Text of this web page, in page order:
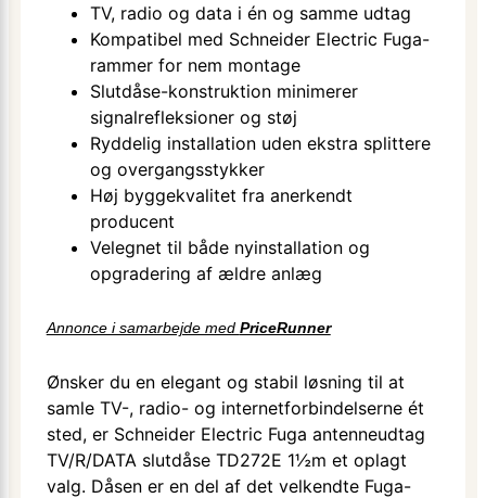
TV, radio og data i én og samme udtag
Kompatibel med Schneider Electric Fuga-
rammer for nem montage
Slutdåse-konstruktion minimerer
signalrefleksioner og støj
Ryddelig installation uden ekstra splittere
og overgangsstykker
Høj byggekvalitet fra anerkendt
producent
Velegnet til både nyinstallation og
opgradering af ældre anlæg
Annonce i samarbejde med PriceRunner
Ønsker du en elegant og stabil løsning til at
samle TV-, radio- og internetforbindelserne ét
sted, er Schneider Electric Fuga antenneudtag
TV/R/DATA slutdåse TD272E 1½m et oplagt
valg. Dåsen er en del af det velkendte Fuga-